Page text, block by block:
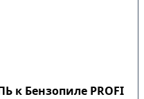
Бензопиле PROFI